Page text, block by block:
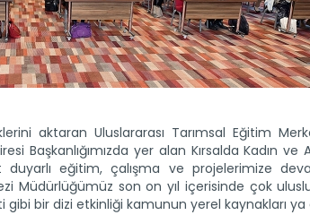
aktaran Uluslararası Tarımsal Eğitim
Başkanlığımızda yer alan Kırsalda Kadın ve
duyarlı eğitim, çalışma ve projelerimize
Müdürlüğümüz son on yıl içerisinde çok uluslu
gibi bir dizi etkinliği kamunun yerel kaynakları ya